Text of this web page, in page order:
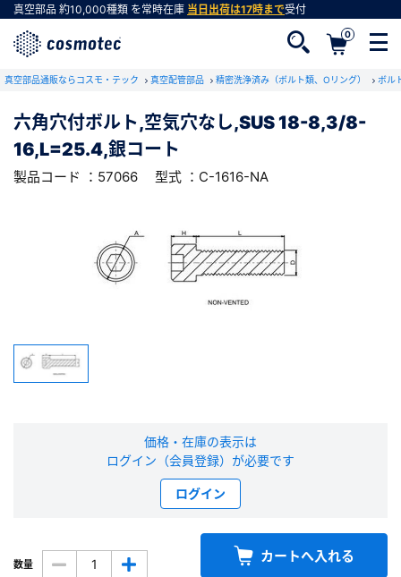
真空部品 約10,000種類 を常時在庫 当日出荷は17時まで受付
0
真空部品通販ならコスモ・テック 真空配管部品 精密洗浄済み（ボルト類、Oリング） ボル
六角穴付ボルト,空気穴なし,SUS 18-8,3/8-
16,L=25.4,銀コート
製品コード ：57066 型式 ：C-1616-NA
価格・在庫の表示は
ログイン（会員登録）が必要です
ログイン
数量 カートへ入れる
RoHS2適合報告書のダウンロード
下記製品のRoHS2適合報告書のダウンロードをします。
六角穴付ボルト,空気穴なし,SUS 18-8,3/8-
16,L=25.4,銀コート
型式 ：C-1616-NA 製品コード ：57066
会社・学校・研究機関名 必須
会員登録がお済みでない方
会員登録をすれば、便利な機能がご利用いただけ
新規会員登録（無料）
があります。また当社の判断によりお断りする場合があります。
会員の方はこちら